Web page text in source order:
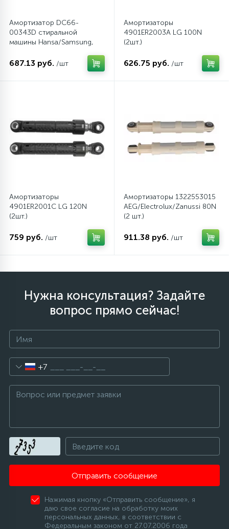
Амортизатор DC66-
00343D стиральной
машины Hansa/Samsung,
687.13 руб. /шт
Амортизаторы
4901ER2003A LG 100N
(2шт.)
626.75 руб. /шт
Амортизаторы
4901ER2001C LG 120N
(2шт.)
759 руб. /шт
Амортизаторы 1322553015
AEG/Electrolux/Zanussi 80N
(2 шт.)
911.38 руб. /шт
Нужна консультация? Задайте
вопрос прямо сейчас!
+7
Отправить сообщение
Нажимая кнопку «Отправить сообщение», я
даю свое согласие на обработку моих
персональных данных, в соответствии с
Федеральным законом от 27.07.2006 года